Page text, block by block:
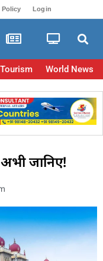
Policy Login
Tourism World News
अभी जानिए!